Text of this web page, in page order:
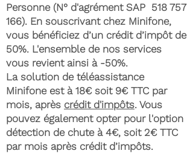
Personne (N° d'agrément SAP 518 757
166). En souscrivant chez Minifone,
vous bénéficiez d’un crédit d’impôt de
50%. L'ensemble de nos services
vous revient ainsi à -50%.
La solution de téléassistance
Minifone est à 18€ soit 9€ TTC par
mois, après crédit d'impôts. Vous
pouvez également opter pour l'option
détection de chute à 4€, soit 2€ TTC
par mois après crédit d’impôts.